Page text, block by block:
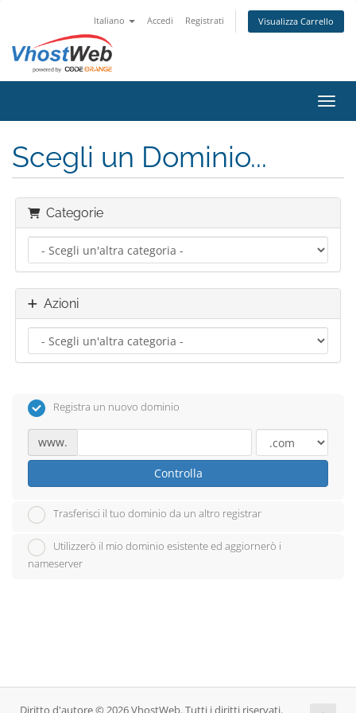
Italiano Accedi Registrati Visualizza Carrello
Scegli un Dominio...
Categorie
Azioni
Registra un nuovo dominio
www.
Controlla
Trasferisci il tuo dominio da un altro registrar
Utilizzerò il mio dominio esistente ed aggiornerò i
nameserver
Diritto d'autore © 2026 VhostWeb. Tutti i diritti riservati.